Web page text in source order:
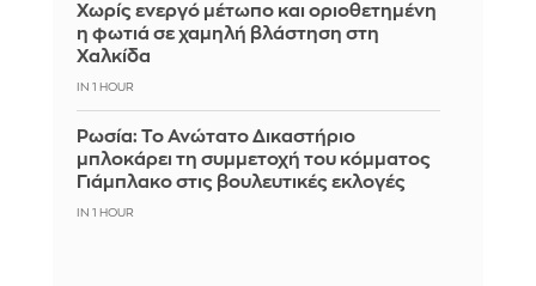
Χωρίς ενεργό μέτωπο και οριοθετημένη
η φωτιά σε χαμηλή βλάστηση στη
Χαλκίδα
IN 1 HOUR
Ρωσία: Το Ανώτατο Δικαστήριο
μπλοκάρει τη συμμετοχή του κόμματος
Γιάμπλακο στις βουλευτικές εκλογές
IN 1 HOUR